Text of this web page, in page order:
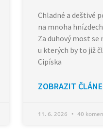
Chladné a deštivé
na mnoha
Za duhový most
u kterých by to již
Cipíska
ZOBRAZIT
11. 6. 2026 40